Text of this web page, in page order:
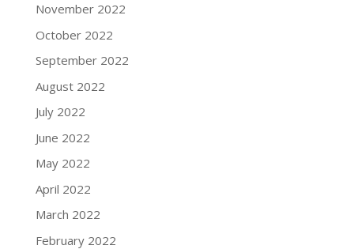
November 2022
October 2022
September 2022
August 2022
July 2022
June 2022
May 2022
April 2022
March 2022
February 2022